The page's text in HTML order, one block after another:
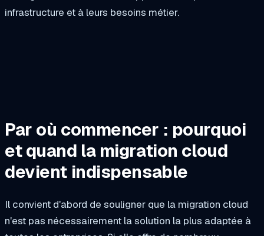
infrastructure et à leurs besoins métier.
Par où commencer : pourquoi
et quand la migration cloud
devient indispensable
Il convient d'abord de souligner que la migration cloud
n'est pas nécessairement la solution la plus adaptée à